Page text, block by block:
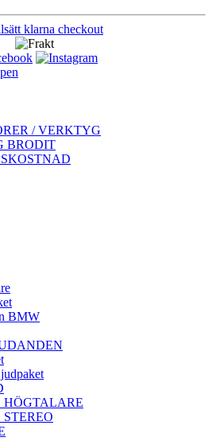
/ VERKTYG
BRODIT
BMW
HÖGTALARE
STEREO